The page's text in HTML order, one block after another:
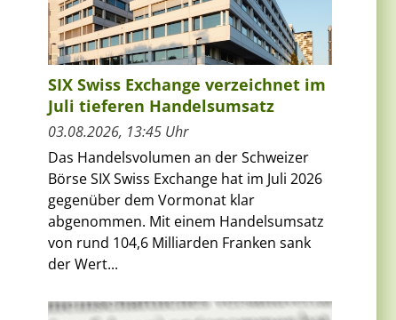
SIX Swiss Exchange verzeichnet im
Juli tieferen Handelsumsatz
03.08.2026, 13:45 Uhr
Das Handelsvolumen an der Schweizer
Börse SIX Swiss Exchange hat im Juli 2026
gegenüber dem Vormonat klar
abgenommen. Mit einem Handelsumsatz
von rund 104,6 Milliarden Franken sank
der Wert...